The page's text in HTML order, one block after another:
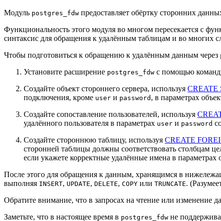
Модуль postgres_fdw предоставляет обёртку сторонних
Функциональность этого модуля во многом пересекается с
синтаксис для обращения к удалённым таблицам и во многих
Чтобы подготовиться к обращению к удалённым данным через
Установите расширение postgres_fdw с помощью
Создайте объект стороннего сервера, используя CREATE
подключения, кроме user и password , в параметрах
Создайте сопоставление пользователей, используя
удалённого пользователя в параметрах user и password
Создайте стороннюю таблицу, используя CREATE
сторонней таблицы должны соответствовать столбцам
если укажете корректные удалённые имена в параметрах
После этого для обращения к данным, хранящимся в
выполняя INSERT, UPDATE, DELETE, COPY или TRUNCATE.
Обратите внимание, что в запросах на чтение или изменение
Заметьте, что в настоящее время в postgres_fdw не